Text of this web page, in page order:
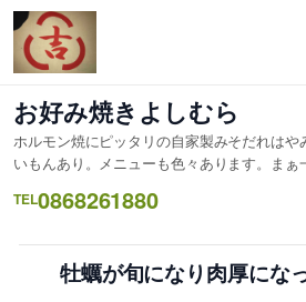
内
容
を
キ
ッ
プ
お好み焼きよしむら
ホルモン焼にピッタリの自家製みそだれはや
いもんあり。メニューも色々あります。まぁ
TEL0868261880
牡蠣が旬になり肉厚にな